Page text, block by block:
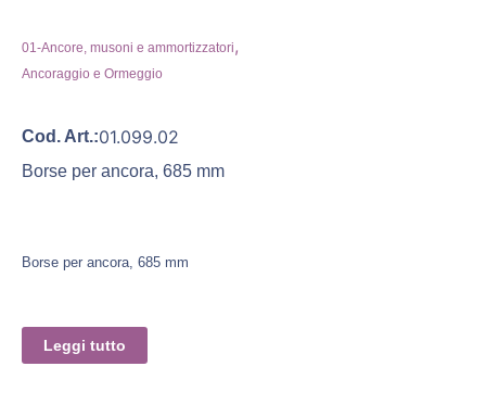
01-Ancore, musoni e ammortizzatori,
Ancoraggio e Ormeggio
Cod. Art.:01.099.02
Borse per ancora, 685 mm
Borse per ancora, 685 mm
Leggi tutto